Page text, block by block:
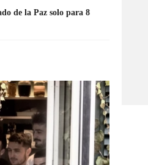
de la Paz solo para 8